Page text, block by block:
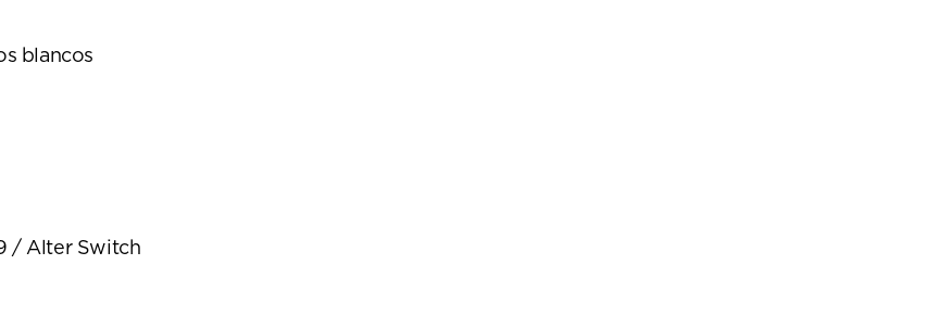
blancos
/ Alter Switch